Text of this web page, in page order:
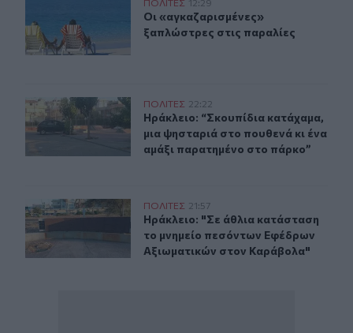
Οι «αγκαζαρισμένες» ξαπλώστρες στις παραλίες
ΠΟΛΙΤΕΣ 12:29
Οι «αγκαζαρισμένες» ξαπλώστρες
Οι «αγκαζαρισμένες»
ξαπλώστρες στις παραλίες
Ηράκλειο: “Σκουπίδια κατάχαμα, μια ψησταριά στο
ΠΟΛΙΤΕΣ 22:22
Ηράκλειο: “Σκουπίδια κατάχαμα,
Ηράκλειο: “Σκουπίδια κατάχαμα,
μια ψησταριά στο πουθενά κι ένα
αμάξι παρατημένο στο πάρκο”
Ηράκλειο: "Σε άθλια κατάσταση το μνημείο πεσόντων
ΠΟΛΙΤΕΣ 21:57
Ηράκλειο: "Σε άθλια κατάσταση
Ηράκλειο: "Σε άθλια κατάσταση
το μνημείο πεσόντων Εφέδρων
Αξιωματικών στον Καράβολα"